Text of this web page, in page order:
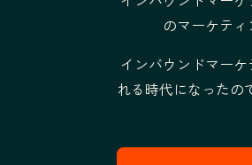
のマーケテ
インバウンドマー
れる時代になったの